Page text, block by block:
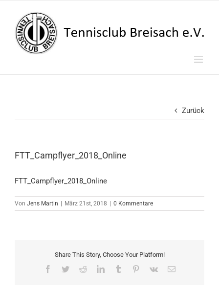
springen
Zurück
FTT_Campflyer_2018_Online
FTT_Campflyer_2018_Online
Von Jens Martin März 21st, 2018 0 Kommentare
Share This Story, Choose Your Platform!
Facebook
TwitterRedditLinkedInTumblr Pinterest
Vk
E-